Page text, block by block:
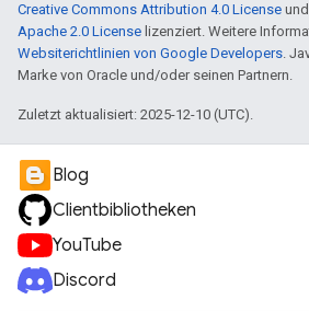
Creative Commons Attribution 4.0 License
Apache 2.0 License lizenziert. Weitere
Websiterichtlinien von Google Developers.
Marke von Oracle und/oder seinen Partnern.
Zuletzt aktualisiert: 2025-12-10 (UTC).
Blog
Clientbibliotheken
YouTube
Discord